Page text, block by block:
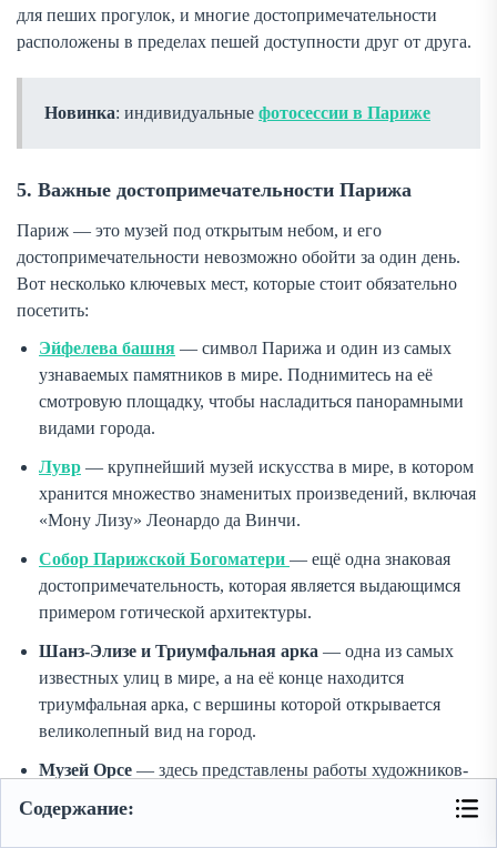
Содержание:
для пеших прогулок, и многие достопримечательности
расположены в пределах пешей доступности друг от друга.
Новинка: индивидуальные фотосессии в Париже
5. Важные достопримечательности Парижа
Париж — это музей под открытым небом, и его
достопримечательности невозможно обойти за один день.
Вот несколько ключевых мест, которые стоит обязательно
посетить:
Эйфелева башня — символ Парижа и один из самых
узнаваемых памятников в мире. Поднимитесь на её
смотровую площадку, чтобы насладиться панорамными
видами города.
Лувр — крупнейший музей искусства в мире, в котором
хранится множество знаменитых произведений, включая
«Мону Лизу» Леонардо да Винчи.
Собор Парижской Богоматери — ещё одна знаковая
достопримечательность, которая является выдающимся
примером готической архитектуры.
Шанз-Элизе и Триумфальная арка — одна из самых
известных улиц в мире, а на её конце находится
триумфальная арка, с вершины которой открывается
великолепный вид на город.
Музей Орсе — здесь представлены работы художников-